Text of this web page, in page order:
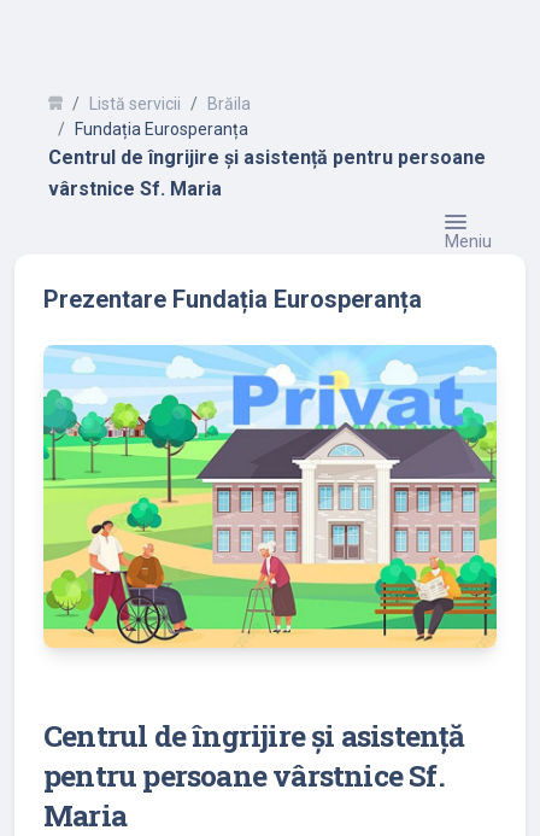
Listă servicii
Brăila
Fundația Eurosperanța
Centrul de îngrijire și asistență pentru persoane
vârstnice Sf. Maria
Meniu
Prezentare Fundația Eurosperanța
Centrul de îngrijire și asistență
pentru persoane vârstnice Sf.
Maria